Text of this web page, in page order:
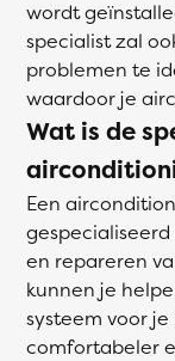
wordt
specialist zal
problemen te
waardoor je
Wat is de
Een
en repareren
kunnen je
systeem voor
comfortabeler